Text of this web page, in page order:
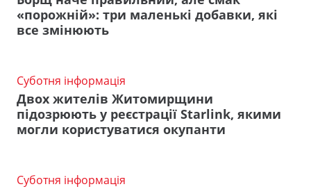
«порожній»: три маленькі добавки, які
все змінюють
Суботня інформація
Двох жителів Житомирщини
підозрюють у реєстрації Starlink, якими
могли користуватися окупанти
Суботня інформація